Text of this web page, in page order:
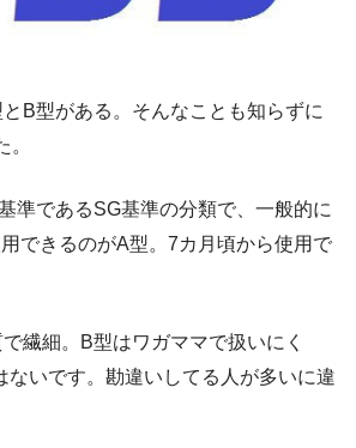
B型がある。そんなことも知らずに
準であるSG基準の分類で、一般的に
できるのがA型。7カ月頃から使用で
繊細。B型はワガママで扱いにく
ないです。勘違いしてる人が多いに違